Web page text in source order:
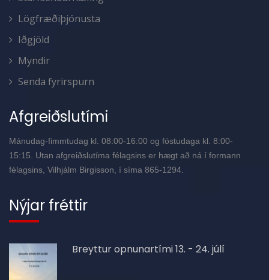
Lögfræðiþjónusta
Iðgjöld
Myndir
Senda fyrirspurn
Afgreiðslutími
Mánudag-fimmtudag kl. 08:00-16:00 og föstudaga kl. 8:00-
15:15. Utan afgreiðslutíma félagsins er hægt að ná í formann
félagsins, Vilhjálm Birgisson, í síma 865-1294.
Nýjar fréttir
Breyttur opnunartími 13. - 24. júlí